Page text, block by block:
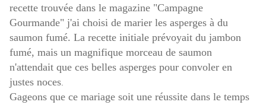
recette trouvée dans le magazine "Campagne
Gourmande" j'ai choisi de marier les asperges à du
saumon fumé. La recette initiale prévoyait du jambon
fumé, mais un magnifique morceau de saumon
n'attendait que ces belles asperges pour convoler en
justes noces
Gageons que ce mariage soit une réussite dans le temps